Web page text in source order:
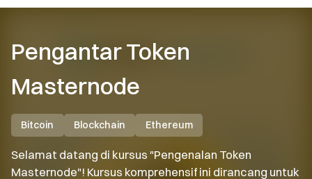
Pengantar Token
Masternode
Bitcoin Blockchain Ethereum
Selamat datang di kursus "Pengenalan Token
Masternode"! Kursus komprehensif ini dirancang untuk